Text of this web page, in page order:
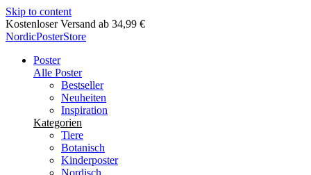
Skip to content
Lieferung in 2-5 Werktagen
NordicPosterStore
Poster
Alle Poster
Bestseller
Neuheiten
Inspiration
Kategorien
Tiere
Botanisch
Kinderposter
Nordisch